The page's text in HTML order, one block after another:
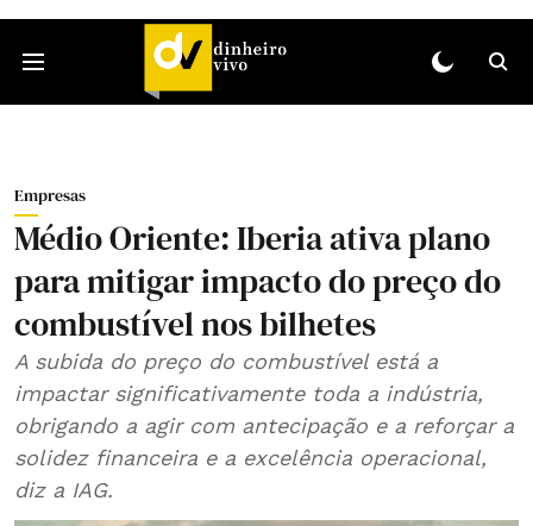
Empresas
Médio Oriente: Iberia ativa plano
para mitigar impacto do preço do
combustível nos bilhetes
A subida do preço do combustível está a
impactar significativamente toda a indústria,
obrigando a agir com antecipação e a reforçar a
solidez financeira e a excelência operacional,
diz a IAG.